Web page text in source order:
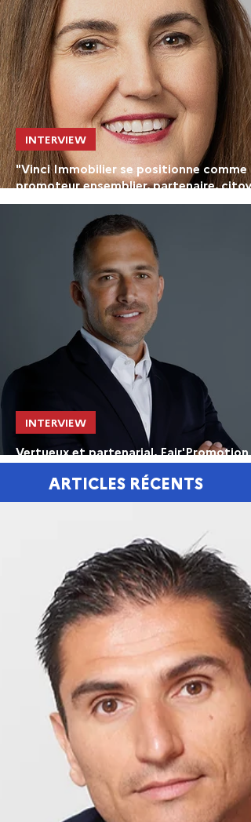
"Vinci Immobilier se positionne comme
promoteur ensemblier, partenaire,
et créatif"
INTERVIEW
Vertueux et partenarial, Fair'Promotion
affirme son modèle
INTERVIEW
ARTICLES RÉCENTS